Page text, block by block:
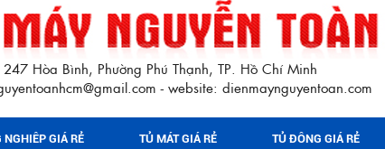
Hòa Bình, Phường Phú Thạnh, TP. Hồ Chí Minh
-website: dienmaynguyentoan.com
GIÁ RẺ TỦ MÁT GIÁ RẺ TỦ ĐÔNG GIÁ RẺ